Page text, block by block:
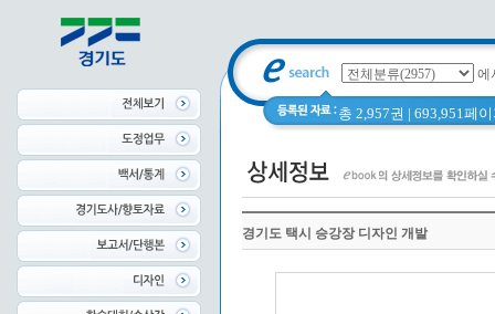
에
총 2,957권 | 693,951페
경기도 택시 승강장 디자인 개발